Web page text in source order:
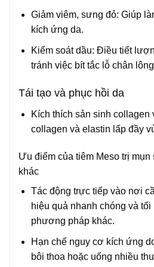
Giảm viêm, sưng đỏ: Giúp
kích ứng da.
Kiểm soát dầu: Điều tiết
tránh việc bít tắc lỗ chân
Tái tạo và phục hồi da
Kích thích sản sinh collagen
collagen và elastin lấp đầy
Ưu điểm của tiêm Meso trị
khác
Tác động trực tiếp vào nơi
hiệu quả nhanh chóng và
phương pháp khác.
Hạn chế nguy cơ kích ứng
bôi thoa hoặc uống nhiều